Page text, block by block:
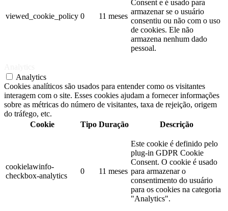
viewed_cookie_policy 0 11 meses
Consent e é usado para
armazenar se o usuário
consentiu ou não com o uso
de cookies. Ele não
armazena nenhum dado
pessoal.
Analytics
Cookies analíticos são usados ​​para entender como os visitantes
interagem com o site. Esses cookies ajudam a fornecer informações
sobre as métricas do número de visitantes, taxa de rejeição, origem
do tráfego, etc.
Cookie
Tipo Duração Descrição
cookielawinfo-
checkbox-analytics
0 11 meses
Este cookie é definido pelo
plug-in GDPR Cookie
Consent. O cookie é usado
para armazenar o
consentimento do usuário
para os cookies na categoria
"Analytics".